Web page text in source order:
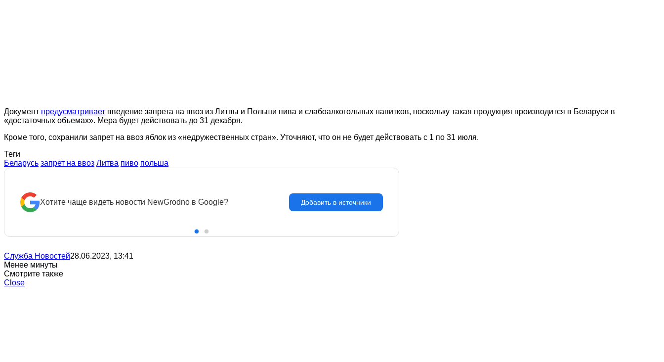
Документ предусматривает введение запрета на ввоз из Литвы и Польши пива и слабоалкогольных напитков, поскольку такая продукция производится в Беларуси в
«достаточных объемах». Мера будет действовать до 31 декабря.
Кроме того, сохранили запрет на ввоз яблок из «недружественных стран». Уточняют, что он не будет действовать с 1 по 31 июля.
Теги
Беларусь запрет на ввоз Литва пиво польша
Хотите чаще видеть новости NewGrodno в Google? Добавить в источники
Служба Новостей28.06.2023, 13:41
Менее минуты
Смотрите также
Close